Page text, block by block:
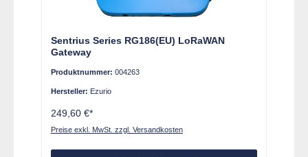
Sentrius Series RG186(EU) LoRaWAN
Gateway
Produktnummer: 004263
Hersteller: Ezurio
249,60 €*
Preise exkl. MwSt. zzgl. Versandkosten